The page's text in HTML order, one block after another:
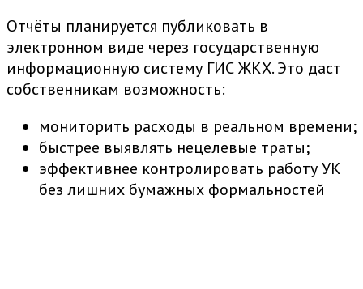
Отчёты планируется публиковать в
электронном виде через государственную
информационную систему ГИС ЖКХ. Это даст
собственникам возможность:
мониторить расходы в реальном времени;
быстрее выявлять нецелевые траты;
эффективнее контролировать работу УК
без лишних бумажных формальностей